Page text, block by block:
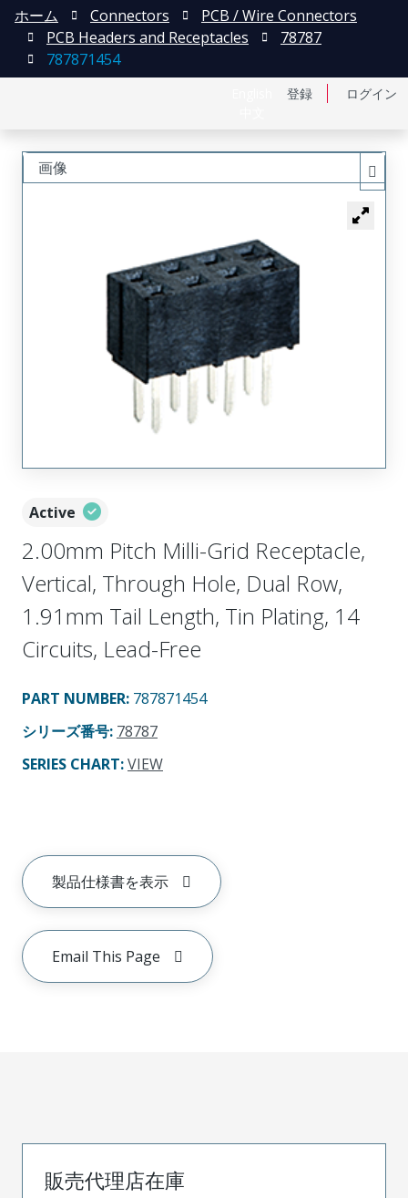
登録 ログイン
ホーム Connectors
PCB / Wire Connectors
PCB Headers and Receptacles
78787
787871454
Active
2.00mm Pitch Milli-Grid Receptacle,
Vertical, Through Hole, Dual Row,
1.91mm Tail Length, Tin Plating, 14
Circuits, Lead-Free
PART NUMBER: 787871454
シリーズ番号: 78787
SERIES CHART:VIEW
製品仕様書を表示
Email This Page
画像
販売代理店在庫